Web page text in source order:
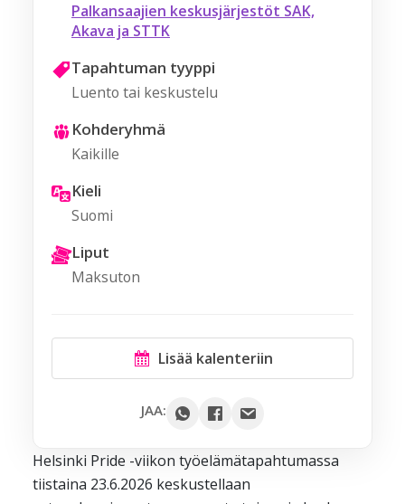
Helsinki Pride -viikon työelämätapahtumassa
tiistaina 23.6.2026 keskustellaan
Palkansaajien keskusjärjestöt SAK,
Akava ja STTK
Tapahtuman tyyppi
Luento tai keskustelu
Kohderyhmä
Kaikille
Kieli
Suomi
Liput
Maksuton
Lisää kalenteriin
Yahoo
JAA: